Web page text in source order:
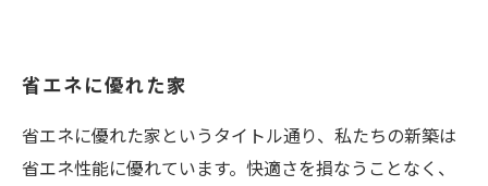
省エネに優れた家
省エネに優れた家というタイトル通り、私たちの新築は
省エネ性能に優れています。快適さを損なうことなく、